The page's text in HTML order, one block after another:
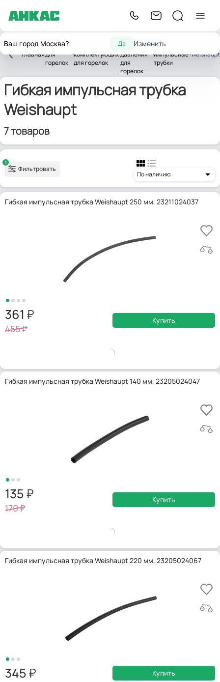
Ваш город Москва? Да Изменить
Главная
Запчасти
для
горелок
комплектующих
для горелок
реле
давления
для
горелок
Гибкие
импульсные
трубки
Weishaupt
Гибкая импульсная трубка
Weishaupt
7 товаров
1
Фильтровать
По наличию
Гибкая импульсная трубка Weishaupt 250 мм, 23211024037
361
455
Купить
Гибкая импульсная трубка Weishaupt 140 мм, 23205024047
135
170
Купить
Гибкая импульсная трубка Weishaupt 220 мм, 23205024067
345 Купить